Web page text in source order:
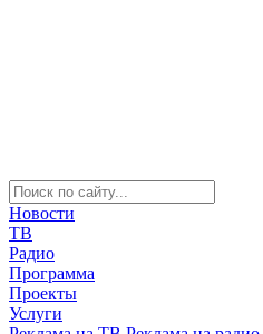
Новости
ТВ
Радио
Программа
Проекты
Услуги